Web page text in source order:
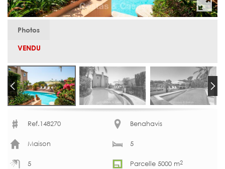
Photos
VENDU
Ref.148270 Benahavis
Maison 5
5 Parcelle 5000 m2